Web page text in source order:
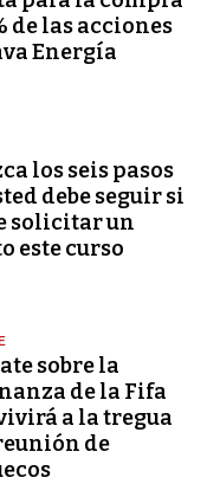
de las acciones
Energía
los seis pasos
debe seguir si
solicitar un
este curso
sobre la
de la Fifa
a la tregua
de